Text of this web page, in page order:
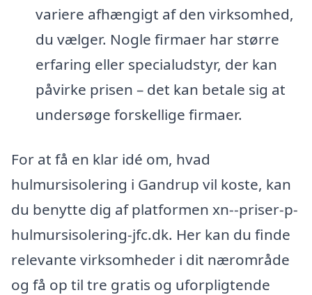
variere afhængigt af den virksomhed,
du vælger. Nogle firmaer har større
erfaring eller specialudstyr, der kan
påvirke prisen – det kan betale sig at
undersøge forskellige firmaer.
For at få en klar idé om, hvad
hulmursisolering i Gandrup vil koste, kan
du benytte dig af platformen xn--priser-p-
hulmursisolering-jfc.dk. Her kan du finde
relevante virksomheder i dit nærområde
og få op til tre gratis og uforpligtende